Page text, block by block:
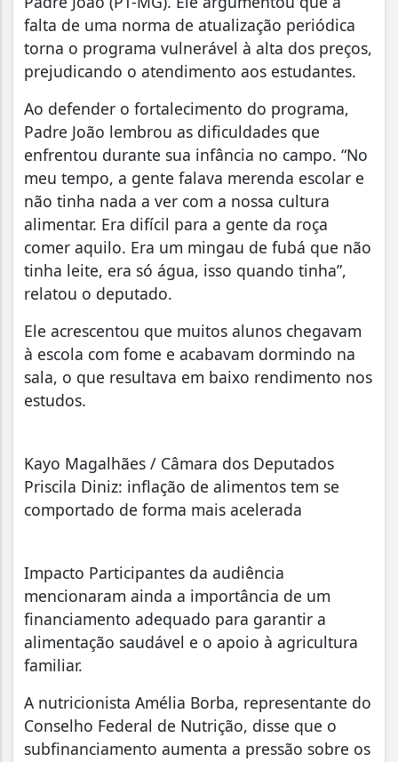
falta de uma norma de atualização periódica
torna o programa vulnerável à alta dos preços,
prejudicando o atendimento aos estudantes.
Ao defender o fortalecimento do programa,
Padre João lembrou as dificuldades que
enfrentou durante sua infância no campo. “No
meu tempo, a gente falava merenda escolar e
não tinha nada a ver com a nossa cultura
alimentar. Era difícil para a gente da roça
comer aquilo. Era um mingau de fubá que não
tinha leite, era só água, isso quando tinha”,
relatou o deputado.
Ele acrescentou que muitos alunos chegavam
à escola com fome e acabavam dormindo na
sala, o que resultava em baixo rendimento nos
estudos.
Kayo Magalhães / Câmara dos Deputados
Priscila Diniz: inflação de alimentos tem se
comportado de forma mais acelerada
Impacto Participantes da audiência
mencionaram ainda a importância de um
financiamento adequado para garantir a
alimentação saudável e o apoio à agricultura
familiar.
A nutricionista Amélia Borba, representante do
Conselho Federal de Nutrição, disse que o
subfinanciamento aumenta a pressão sobre os